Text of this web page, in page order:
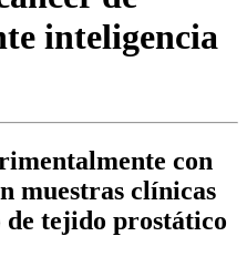
inteligencia
con
muestras clínicas
de tejido prostático